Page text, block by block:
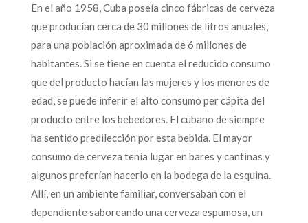
En el año 1958, Cuba poseía cinco fábricas de cerveza
que producían cerca de 30 millones de litros anuales,
para una población aproximada de 6 millones de
habitantes. Si se tiene en cuenta el reducido consumo
que del producto hacían las mujeres y los menores de
edad, se puede inferir el alto consumo per cápita del
producto entre los bebedores. El cubano de siempre
ha sentido predilección por esta bebida. El mayor
consumo de cerveza tenía lugar en bares y cantinas y
algunos preferían hacerlo en la bodega de la esquina.
Allí, en un ambiente familiar, conversaban con el
dependiente saboreando una cerveza espumosa, un